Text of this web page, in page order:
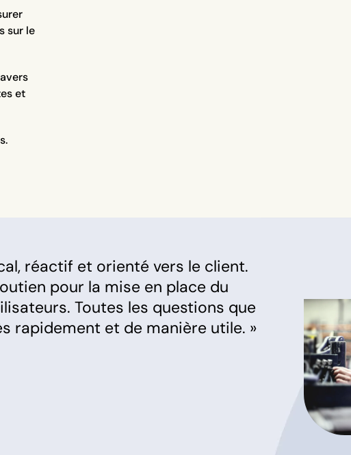
sur le
et
réactif et orienté vers le client.
pour la mise en place du
Toutes les questions que
rapidement et de manière utile. »